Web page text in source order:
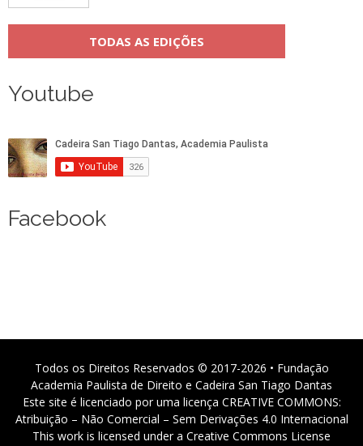
TODAS AS EDIÇÕES
Youtube
Facebook
Todos os Direitos Reservados © 2017-2026 • Fundação
Academia Paulista de Direito e Cadeira San Tiago Dantas
Este site é licenciado por uma licença CREATIVE COMMONS:
Atribuição – Não Comercial – Sem Derivações 4.0 Internacional
This work is licensed under a Creative Commons License